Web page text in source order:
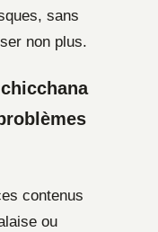
sans
non plus.
contenus
ou